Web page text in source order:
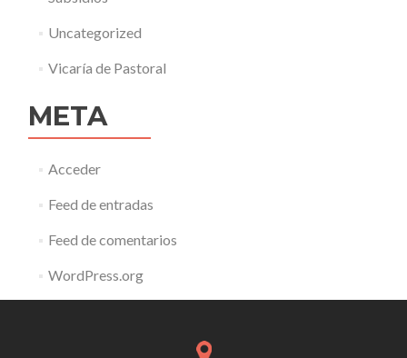
Uncategorized
Vicaría de Pastoral
META
Acceder
Feed de entradas
Feed de comentarios
WordPress.org